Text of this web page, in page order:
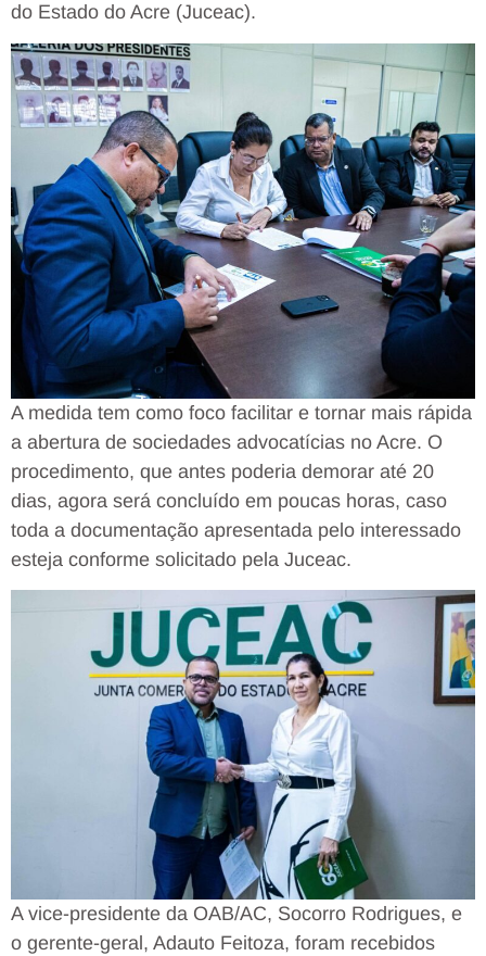
do Estado do Acre (Juceac).
A medida tem como foco facilitar e tornar mais rápida
a abertura de sociedades advocatícias no Acre. O
procedimento, que antes poderia demorar até 20
dias, agora será concluído em poucas horas, caso
toda a documentação apresentada pelo interessado
esteja conforme solicitado pela Juceac.
A vice-presidente da OAB/AC, Socorro Rodrigues, e
o gerente-geral, Adauto Feitoza, foram recebidos